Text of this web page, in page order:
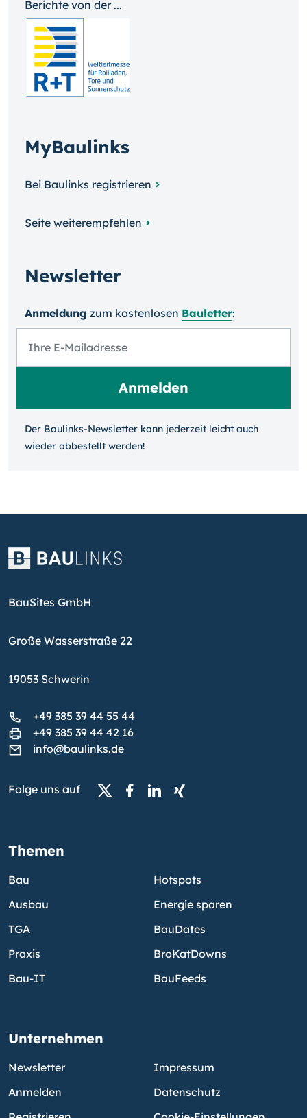
Berichte von der ...
MyBaulinks
Bei Baulinks registrieren
Seite weiterempfehlen
Newsletter
Anmeldung zum kosten­losen Bauletter:
Der Baulinks-Newsletter kann jeder­zeit leicht auch
wieder ab­bestellt werden!
BauSites GmbH
Große Wasserstraße 22
19053 Schwerin
+49 385 39 44 55 44
+49 385 39 44 42 16
info@baulinks.de
Folge uns auf
Themen
Bau
Ausbau
TGA
Praxis
Bau-IT
Hotspots
Energie sparen
BauDates
BroKatDowns
BauFeeds
Unternehmen
Newsletter
Anmelden
Impressum
Datenschutz